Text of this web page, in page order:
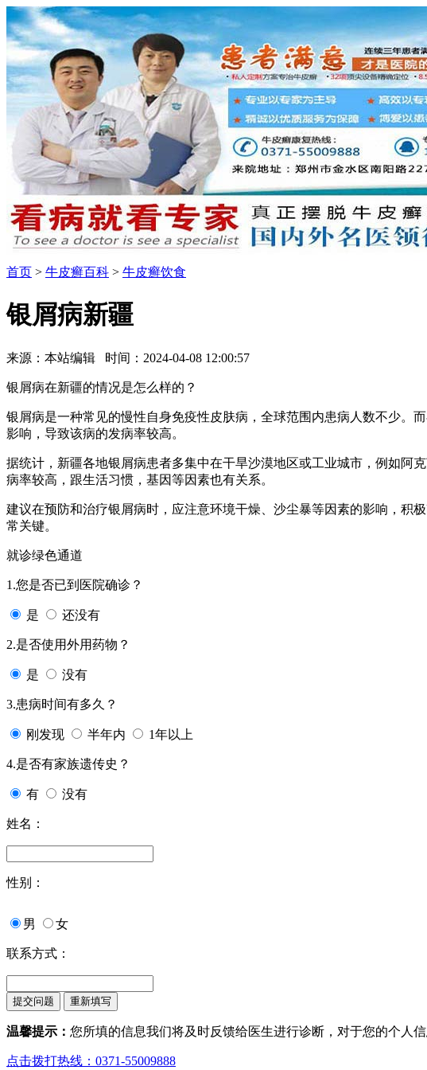
首页 > 牛皮癣百科 > 牛皮癣饮食
银屑病新疆
来源：本站编辑 时间：2024-04-08 12:00:57
银屑病在新疆的情况是怎么样的？
银屑病是一种常见的慢性自身免疫性皮肤病，全球范围内患病人数不少。
影响，导致该病的发病率较高。
据统计，新疆各地银屑病患者多集中在干旱沙漠地区或工业城市，例如阿
病率较高，跟生活习惯，基因等因素也有关系。
建议在预防和治疗银屑病时，应注意环境干燥、沙尘暴等因素的影响，积
常关键。
就诊绿色通道
1.您是否已到医院确诊？
是 还没有
2.是否使用外用药物？
是 没有
3.患病时间有多久？
刚发现 半年内 1年以上
4.是否有家族遗传史？
有 没有
姓名：
性别：
男 女
联系方式：
温馨提示： 您所填的信息我们将及时反馈给医生进行诊断，对于您的个人
点击拨打热线：0371-55009888